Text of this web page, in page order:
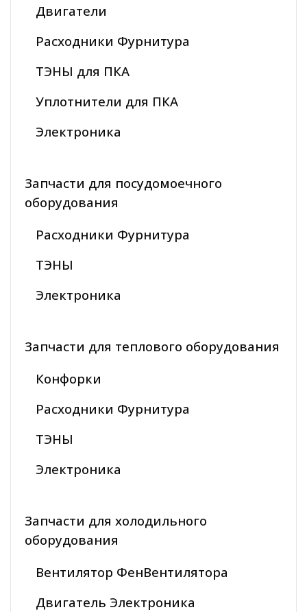
Двигатели
Расходники Фурнитура
ТЭНЫ для ПКА
Уплотнители для ПКА
Электроника
Запчасти для посудомоечного
оборудования
Расходники Фурнитура
ТЭНЫ
Электроника
Запчасти для теплового оборудования
Конфорки
Расходники Фурнитура
ТЭНЫ
Электроника
Запчасти для холодильного
оборудования
Вентилятор ФенВентилятора
Двигатель Электроника